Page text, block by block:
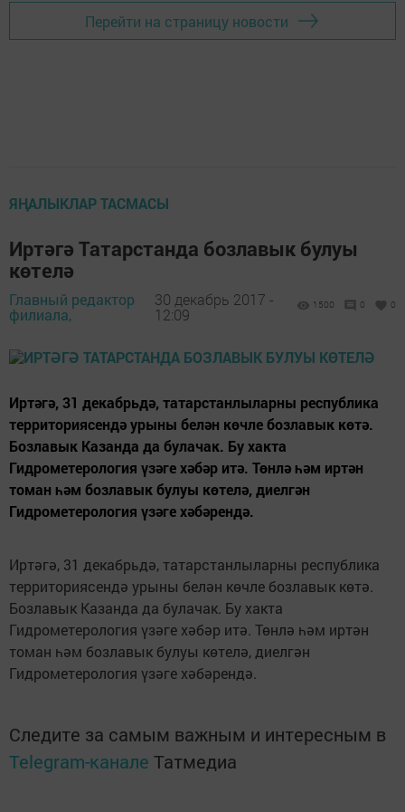
Перейти на страницу новости
ЯҢАЛЫКЛАР ТАСМАСЫ
Иртәгә Татарстанда бозлавык булуы
көтелә
Главный редактор
филиала,
30 декабрь 2017 -
12:09
1500 0 0
Иртәгә, 31 декабрьдә, татарстанлыларны республика
территориясендә урыны белән көчле бозлавык көтә.
Бозлавык Казанда да булачак. Бу хакта
Гидрометерология үзәге хәбәр итә. Төнлә һәм иртән
томан һәм бозлавык булуы көтелә, диелгән
Гидрометерология үзәге хәбәрендә.
Иртәгә, 31 декабрьдә, татарстанлыларны республика
территориясендә урыны белән көчле бозлавык көтә.
Бозлавык Казанда да булачак. Бу хакта
Гидрометерология үзәге хәбәр итә. Төнлә һәм иртән
томан һәм бозлавык булуы көтелә, диелгән
Гидрометерология үзәге хәбәрендә.
Следите за самым важным и интересным в
Telegram-канале Татмедиа